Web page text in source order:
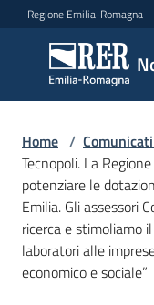
Vai al contenuto
Vai alla navigazione
Vai al footer
Regione Emilia-Romagna
Notizie
Comunicati
stampa
Menu selezionato
Cerca
un
comunicato
Home /
Tecnopoli. La
potenziare le
Emilia. Gli assessori
ricerca e stimoliamo
laboratori alle
economico e sociale”